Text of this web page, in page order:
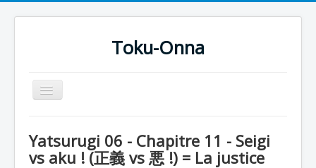
Toku-Onna
Basculer
la
Toku-Actrices
Yatsurugi 06 - Chapitre 11 - Seigi
vs aku ! (正義 vs 悪 !) = La justice